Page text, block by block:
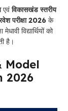
एवंविकासखंड स्तरीय
परीक्षा 2026 के
विद्यार्थियों को
है।
Model
2026